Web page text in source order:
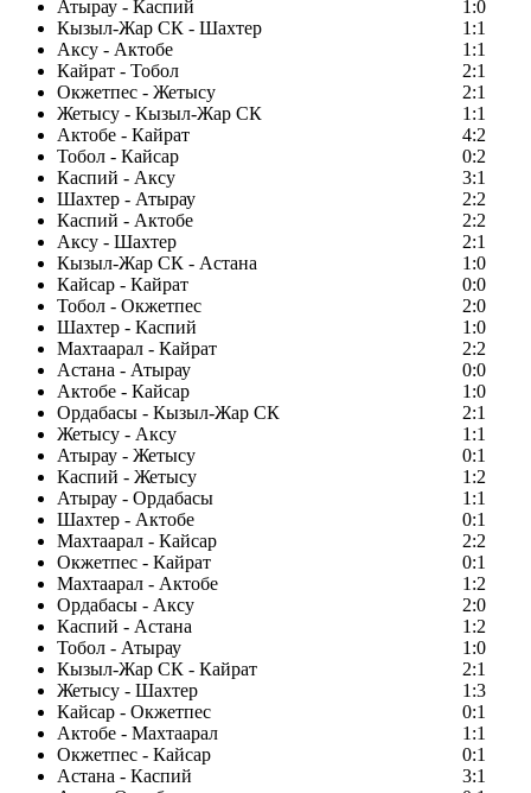
Атырау - Каспий
1:0
Кызыл-Жар СК - Шахтер
1:1
Аксу - Актобе
1:1
Кайрат - Тобол
2:1
Окжетпес - Жетысу
2:1
Жетысу - Кызыл-Жар СК
1:1
Актобе - Кайрат
4:2
Тобол - Кайсар
0:2
Каспий - Аксу
3:1
Шахтер - Атырау
2:2
Каспий - Актобе
2:2
Аксу - Шахтер
2:1
Кызыл-Жар СК - Астана
1:0
Кайсар - Кайрат
0:0
Тобол - Окжетпес
2:0
Шахтер - Каспий
1:0
Махтаарал - Кайрат
2:2
Астана - Атырау
0:0
Актобе - Кайсар
1:0
Ордабасы - Кызыл-Жар СК
2:1
Жетысу - Аксу
1:1
Атырау - Жетысу
0:1
Каспий - Жетысу
1:2
Атырау - Ордабасы
1:1
Шахтер - Актобе
0:1
Махтаарал - Кайсар
2:2
Окжетпес - Кайрат
0:1
Махтаарал - Актобе
1:2
Ордабасы - Аксу
2:0
Каспий - Астана
1:2
Тобол - Атырау
1:0
Кызыл-Жар СК - Кайрат
2:1
Жетысу - Шахтер
1:3
Кайсар - Окжетпес
0:1
Актобе - Махтаарал
1:1
Окжетпес - Кайсар
0:1
Астана - Каспий
3:1